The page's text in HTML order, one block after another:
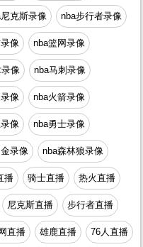
克斯录像 nba步行者录像
像 nba篮网录像
像 nba马刺录像
像 nba火箭录像
像 nba勇士录像
录像 nba森林狼录像
播 骑士直播 热火直播
尼克斯直播 步行者直播
直播 雄鹿直播 76人直播